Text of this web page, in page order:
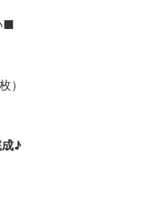
■
）
成♪